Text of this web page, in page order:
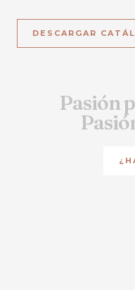
DESCARGAR
Pasión